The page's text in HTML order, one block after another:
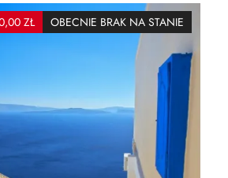
ZŁ OBECNIE BRAK NA STANIE